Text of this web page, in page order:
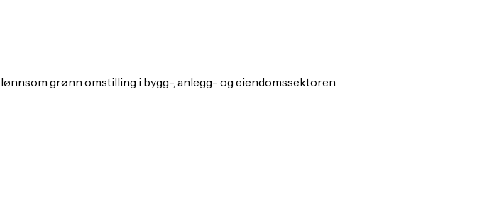
grønn omstilling i bygg-, anlegg- og eiendomssektoren.